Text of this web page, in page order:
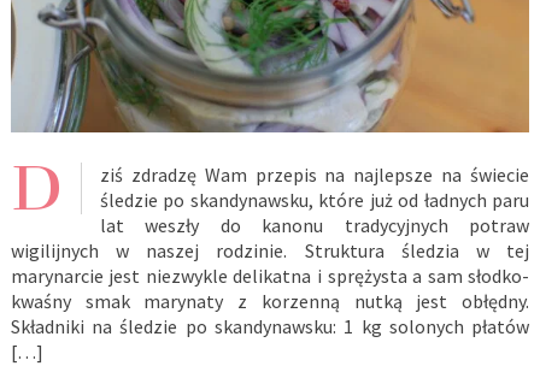
D
ziś zdradzę Wam przepis na najlepsze na świecie
śledzie po skandynawsku, które już od ładnych paru
lat weszły do kanonu tradycyjnych potraw
wigilijnych w naszej rodzinie. Struktura śledzia w tej
marynarcie jest niezwykle delikatna i sprężysta a sam słodko-
kwaśny smak marynaty z korzenną nutką jest obłędny.
Składniki na śledzie po skandynawsku: 1 kg solonych płatów
[…]